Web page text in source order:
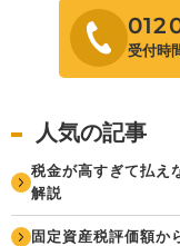
受付時
人気の記事
税金が高すぎて払え
解説
固定資産税評価額か